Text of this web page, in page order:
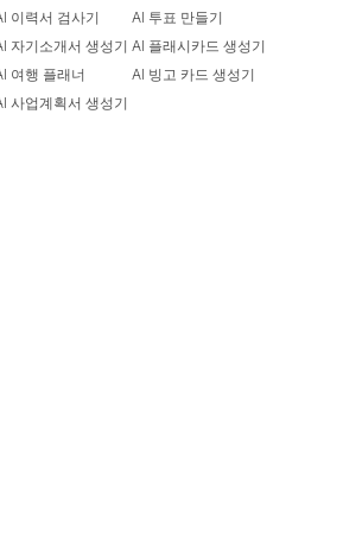
이력서 검사기
자기소개서 생성기
여행 플래너
사업계획서 생성기
AI 투표 만들기
AI 플래시카드 생성기
AI 빙고 카드 생성기